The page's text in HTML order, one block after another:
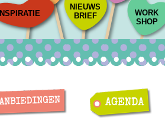
INSPIRATIE
NIEUWS
BRIEF
WORK
SHOP